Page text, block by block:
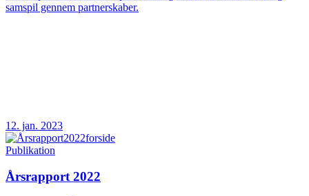
samspil gennem partnerskaber.
12. jan. 2023
Publikation
Årsrapport 2022